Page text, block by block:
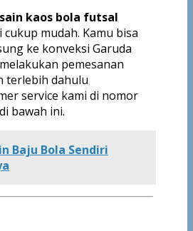
kaos bola futsal
cukup mudah. Kamu bisa
ke konveksi Garuda
pemesanan
terlebih dahulu
service kami di nomor
bawah ini.
Baju Bola Sendiri